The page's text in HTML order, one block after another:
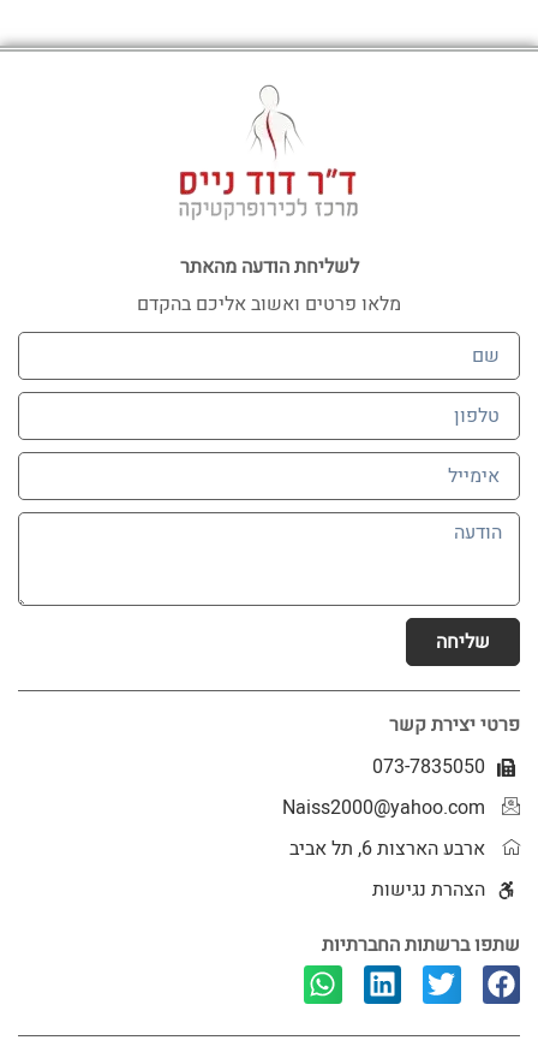
פרטי יצירת קשר
073-7835050
Naiss2000@yahoo.com
ארבע הארצות 6, תל אביב
הצהרת נגישות
שתפו ברשתות החברתיות
לשליחת הודעה מהאתר
מלאו פרטים ואשוב אליכם בהקדם
שליחה